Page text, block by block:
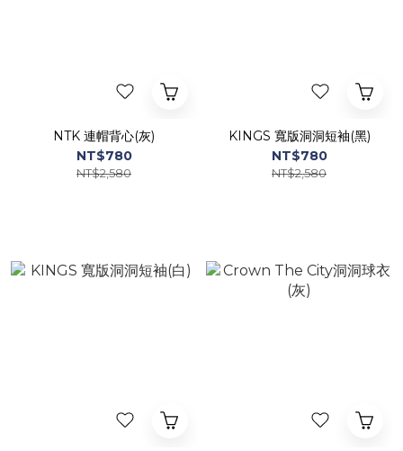
NTK 連帽背心(灰)
NT$780
NT$2,580
KINGS 寬版洞洞短袖(黑)
NT$780
NT$2,580